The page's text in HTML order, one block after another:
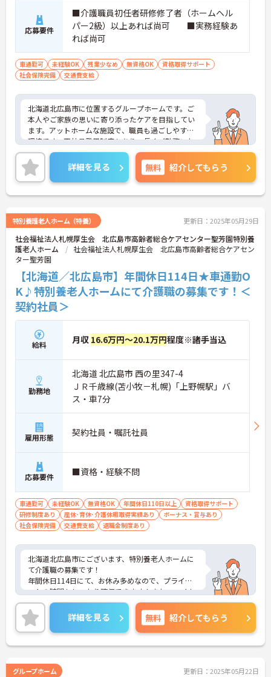
応募要件
■介護職員初任者研修修了者（ホームヘル
パー2級）以上あれば尚可 ■実務経験あ
れば尚可
車通勤可 未経験OK 残業少なめ 無資格OK
資格取得サポート
社会保険完備
交通費支給
北海道北広島市に位置するグループホームです。ご
本人やご家族の思いに寄り添ったケアを目指してい
ます。アットホームな施設で、職員も過ごしやすい
環境です。正社員登用制度もあり、長くご勤務いた
だけます。介護系の経験・資格がない方もチャレン
ジいただけ、資格取得支援もあり、スキルアップも
目指せます。ご興味ある方には、面接対策ポイント
など、さらに詳細をお話しいたしますのでお気軽に
ご相談ください！
詳細を見る 無料 紹介してもらう
特別養護老人ホーム（特養） 更新日：2025年05月29日
社会福祉法人札幌厚生会 北広島市高齢者総合ケアセンター聖芳園特別養
護老人ホーム
社会福祉法人札幌厚生会 北広島市高齢者総合ケアセン
ター聖芳園
【北海道／北広島市】年間休日114日★車通勤O
K♪特別養老人ホームにて介護職の募集です！＜
契約社員＞
給料 月収 16.6万円～20.1万円程度※諸手当込
勤務地
北海道 北広島市 西の里347-4
ＪＲ千歳線(苫小牧－札幌)「上野幌駅」バ
ス・車7分
雇用形態 契約社員・嘱託社員
応募要件 ■資格・経験不問
車通勤可 未経験OK 無資格OK 年間休日110日以上
資格取得サポート
研修制度あり
産休･育休･介護休暇取得実績あり
ボーナス・賞与あり
社会保険完備
交通費支給 退職金制度あり
北海道北広島市にございます、特別養老人ホームに
て介護職の募集です！
年間休日114日にて、お休み多めなので、プライベ
ートの時間もしっかり確保できます！また、マイカ
ー通勤OKなので、通勤も楽々です◎
ご興味のある方は、マイナビ介護職までお問い合わ
せください。
詳細を見る 無料 紹介してもらう
グループホーム 更新日：2025年05月22日